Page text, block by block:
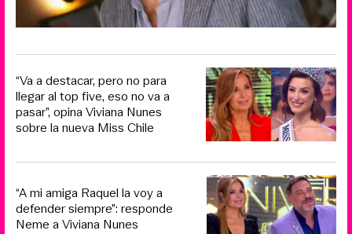
“Va a destacar, pero no para
llegar al top five, eso no va a
pasar”, opina Viviana Nunes
sobre la nueva Miss Chile
“A mi amiga Raquel la voy a
defender siempre”: responde
Neme a Viviana Nunes